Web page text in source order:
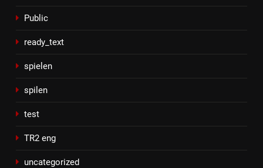
Public
ready_text
spielen
spilen
test
TR2 eng
uncategorized